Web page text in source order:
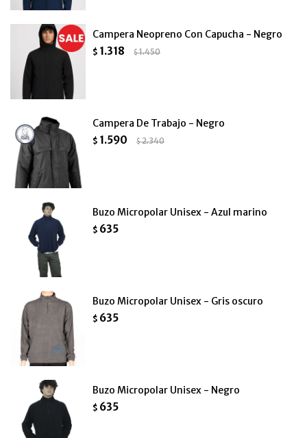
Campera Neopreno Con Capucha - Negro
$ 1.318 $1.450
Campera De Trabajo - Negro
$ 1.590 $2.340
Buzo Micropolar Unisex - Azul marino
$ 635
Buzo Micropolar Unisex - Gris oscuro
$ 635
Buzo Micropolar Unisex - Negro
$ 635